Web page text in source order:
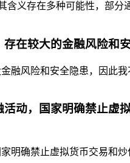
义存在多种可能性，部
在较大的金融风险和
融风险和安全隐患，因此
动，国家明确禁止虚
明确禁止虚拟货币交易和